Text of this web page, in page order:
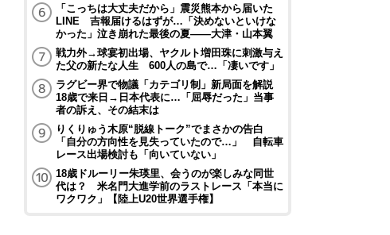
「こっちは大丈夫だから」震災熊本から届いた
LINE 吉報届けるはずが…「決めないといけな
かった」泣き崩れた最後の夏――大津・山本翼
戦力外→球宴初出場、ヤクルト増田珠に刺激与え
た父の新たな人生 600人の島で…「凄いです」
ラグビー界で物議「カテゴリ制」新局面を解説
18歳で来日→日本代表に…「屈辱だった」当事
者の訴え、その結末は
りくりゅう木原“脱線トーク”でまさかの告白
「自分の方向性を見失っていたので…」 自転車
レース出場検討も「向いていない」
18歳ドルーリー朱瑛里、会うのが楽しみな同世
代は？ 米名門大進学前のラストレース「本当に
ワクワク」【陸上U20世界選手権】